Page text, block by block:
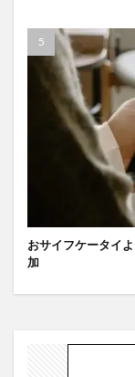
おサイフケータイ
加